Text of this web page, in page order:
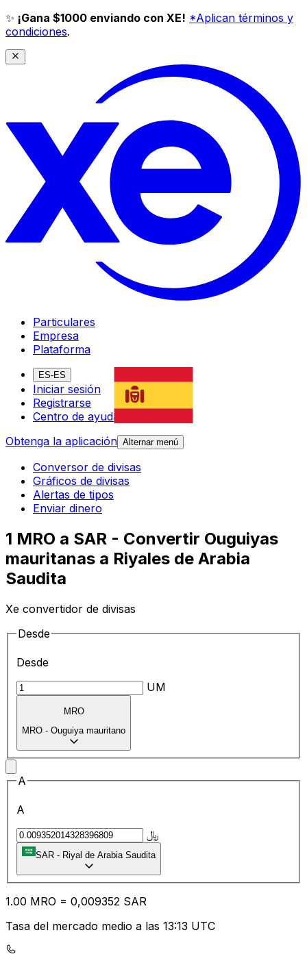
✨ ¡Gana $1000 enviando con XE! *Aplican términos y
condiciones.
Particulares
Empresa
Plataforma
ES-ES
Iniciar sesión
Registrarse
Centro de ayuda
Obtenga la aplicación Alternar menú
Conversor de divisas
Gráficos de divisas
Alertas de tipos
Enviar dinero
1 MRO a SAR - Convertir Ouguiyas
mauritanas a Riyales de Arabia
Saudita
Xe convertidor de divisas
Desde
Desde
UM
MRO
MRO - Ouguiya mauritano
A
A
﷼
SAR - Riyal de Arabia Saudita
1.00 MRO = 0,009352 SAR
Tasa del mercado medio a las 13:13 UTC